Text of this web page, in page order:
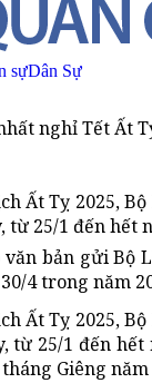
sựDân Sự
nghỉ Tết Ất
Ất Tỵ 2025,
từ 25/1 đến hết
bản gửi Bộ
4 trong năm
Ất Tỵ 2025,
từ 25/1 đến hết
Giêng năm